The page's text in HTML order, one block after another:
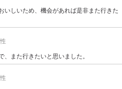
いしいため、機会があれば是非また行きた
、また行きたいと思いました。